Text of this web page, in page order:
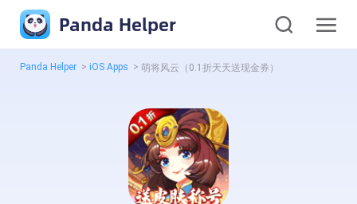
Panda Helper
Panda Helper > iOS Apps > 萌将风云（0.1折天天送现金券）